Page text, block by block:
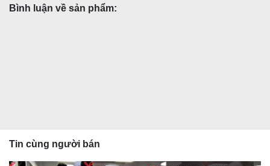
Bình luận về sản phẩm:
Tin cùng người bán